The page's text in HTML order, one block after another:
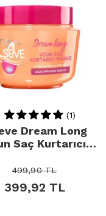
(1)
Dream Long
Saç Kurtarıcı
499,90TL
399,92 TL